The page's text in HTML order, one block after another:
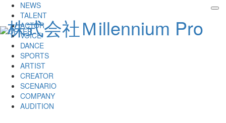
株式会社Ｍillennium Pro
NEWS
TALENT
ACTOR
VOICE
DANCE
SPORTS
ARTIST
CREATOR
SCENARIO
COMPANY
AUDITION